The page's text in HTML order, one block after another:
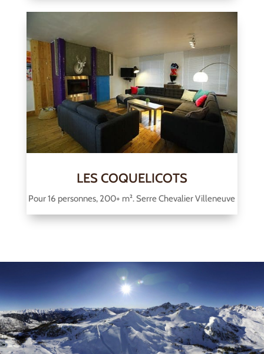
LES COQUELICOTS
Pour 16 personnes, 200+ m². Serre Chevalier Villeneuve